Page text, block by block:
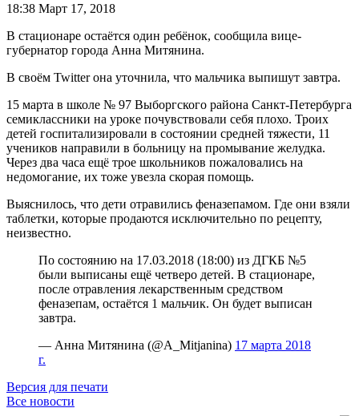
18:38 Март 17, 2018
В стационаре остаётся один ребёнок, сообщила вице-
губернатор города Анна Митянина.
В своём Twitter она уточнила, что мальчика выпишут завтра.
15 марта в школе № 97 Выборгского района Санкт-Петербурга
семиклассники на уроке почувствовали себя плохо. Троих
детей госпитализировали в состоянии средней тяжести, 11
учеников направили в больницу на промывание желудка.
Через два часа ещё трое школьников пожаловались на
недомогание, их тоже увезла скорая помощь.
Выяснилось, что дети отравились феназепамом. Где они взяли
таблетки, которые продаются исключительно по рецепту,
неизвестно.
По состоянию на 17.03.2018 (18:00) из ДГКБ №5
были выписаны ещё четверо детей. В стационаре,
после отравления лекарственным средством
феназепам, остаётся 1 мальчик. Он будет выписан
завтра.
— Анна Митянина (@A_Mitjanina) 17 марта 2018
г.
Версия для печати
Все новости